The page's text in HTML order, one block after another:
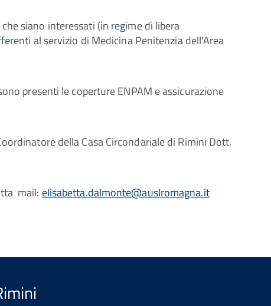
siano interessati (in regime di libera
al servizio di Medicina Penitenzia dell'Area
presenti le coperture ENPAM e assicurazione
della Casa Circondariale di Rimini Dott.
mail: elisabetta.dalmonte@auslromagna.it